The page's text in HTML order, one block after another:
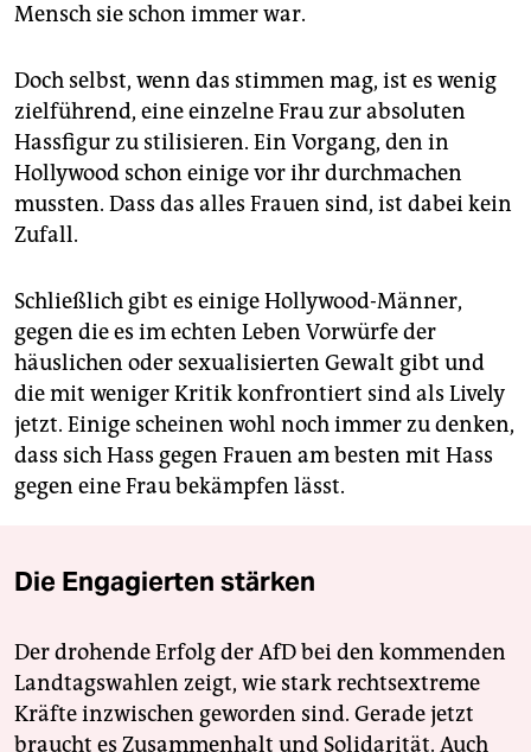
Mensch sie schon immer war.
Doch selbst, wenn das stimmen mag, ist es wenig
zielführend, eine einzelne Frau zur absoluten
Hassfigur zu stilisieren. Ein Vorgang, den in
Hollywood schon einige vor ihr durchmachen
mussten. Dass das alles Frauen sind, ist dabei kein
Zufall.
Schließlich gibt es einige Hollywood-Männer,
gegen die es im echten Leben Vorwürfe der
häuslichen oder sexualisierten Gewalt gibt und
die mit weniger Kritik konfrontiert sind als Lively
jetzt. Einige scheinen wohl noch immer zu denken,
dass sich Hass gegen Frauen am besten mit Hass
gegen eine Frau bekämpfen lässt.
Die Engagierten stärken
Der drohende Erfolg der AfD bei den kommenden
Landtagswahlen zeigt, wie stark rechtsextreme
Kräfte inzwischen geworden sind. Gerade jetzt
braucht es Zusammenhalt und Solidarität. Auch